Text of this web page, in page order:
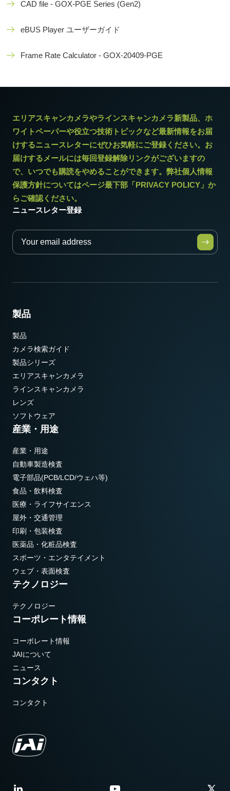
CAD file - GOX-PGE Series (Gen2)
eBUS Player ユーザーガイド
Frame Rate Calculator - GOX-20409-PGE
エリアスキャンカメラやラインスキャンカメラ新製品、ホ
ワイトペーパーや役立つ技術トピックなど最新情報をお届
けするニュースレターにぜひお気軽にご登録ください。お
届けするメールには毎回登録解除リンクがございますの
で、いつでも購読をやめることができます。弊社個人情報
保護方針についてはページ最下部「PRIVACY POLICY」か
らご確認ください。
ニュースレター登録
製品
製品
カメラ検索ガイド
製品シリーズ
エリアスキャンカメラ
ラインスキャンカメラ
レンズ
ソフトウェア
産業・用途
産業・用途
自動車製造検査
電子部品(PCB/LCD/ウェハ等)
食品・飲料検査
医療・ライフサイエンス
屋外・交通管理
印刷・包装検査
医薬品・化粧品検査
スポーツ・エンタテイメント
ウェブ・表面検査
テクノロジー
テクノロジー
コーポレート情報
コーポレート情報
JAIについて
ニュース
コンタクト
コンタクト